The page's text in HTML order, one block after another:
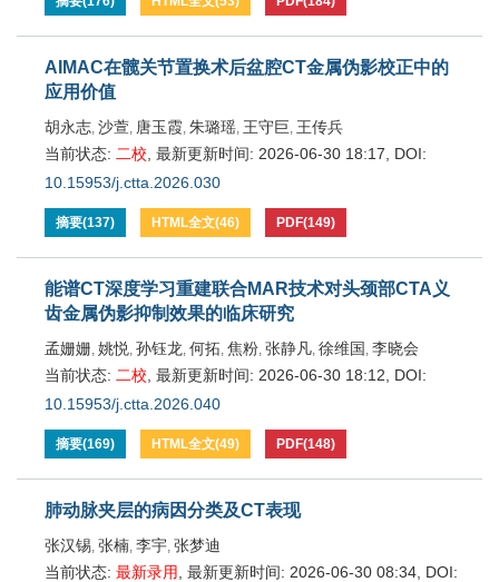
AIMAC在髋关节置换术后盆腔CT金属伪影校正中的
应用价值
胡永志, 沙萱, 唐玉霞, 朱璐瑶, 王守巨, 王传兵
当前状态: 二校 最新更新时间: 2026-06-30 18:17
DOI:
10.15953/j.ctta.2026.030
摘要(137) HTML全文(46) PDF(149)
能谱CT深度学习重建联合MAR技术对头颈部CTA义
齿金属伪影抑制效果的临床研究
孟姗姗, 姚悦, 孙钰龙, 何拓, 焦粉, 张静凡, 徐维国 , 李晓会
当前状态: 二校 最新更新时间: 2026-06-30 18:12
DOI:
10.15953/j.ctta.2026.040
摘要(169) HTML全文(49) PDF(148)
肺动脉夹层的病因分类及CT表现
张汉锡, 张楠, 李宇, 张梦迪
当前状态: 最新录用 最新更新时间: 2026-06-30 08:34 DOI: